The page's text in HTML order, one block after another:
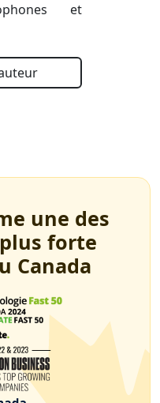
et
une des
forte
Canada